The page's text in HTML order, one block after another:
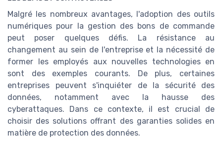
Malgré les nombreux avantages, l'adoption des outils
numériques pour la gestion des bons de commande
peut poser quelques défis. La résistance au
changement au sein de l'entreprise et la nécessité de
former les employés aux nouvelles technologies en
sont des exemples courants. De plus, certaines
entreprises peuvent s'inquiéter de la sécurité des
données, notamment avec la hausse des
cyberattaques. Dans ce contexte, il est crucial de
choisir des solutions offrant des garanties solides en
matière de protection des données.